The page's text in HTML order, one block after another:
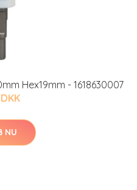
Hex19mm - 1618630007
NU